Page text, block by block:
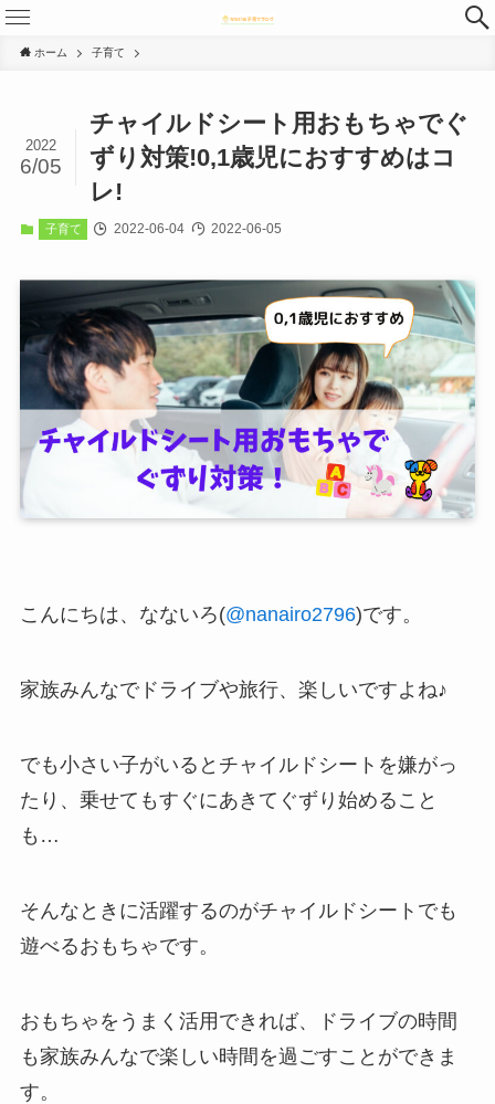
ホーム 子育て
チャイルドシート用おもちゃでぐ
ずり対策!0,1歳児におすすめはコ
レ!
2022
6/05
子育て 2022-06-04 2022-06-05
こんにちは、なないろ(@nanairo2796)です。
家族みんなでドライブや旅行、楽しいですよね♪
でも小さい子がいるとチャイルドシートを嫌がっ
たり、乗せてもすぐにあきてぐずり始めること
も…
そんなときに活躍するのがチャイルドシートでも
遊べるおもちゃです。
おもちゃをうまく活用できれば、ドライブの時間
も家族みんなで楽しい時間を過ごすことができま
す。